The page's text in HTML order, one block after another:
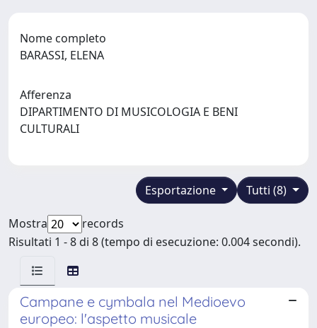
Nome completo
BARASSI, ELENA
Afferenza
DIPARTIMENTO DI MUSICOLOGIA E BENI
CULTURALI
Tutti (8)
Esportazione
Mostra
records
Risultati 1 - 8 di 8 (tempo di esecuzione: 0.004 secondi).
Campane e cymbala nel Medioevo
europeo: l'aspetto musicale